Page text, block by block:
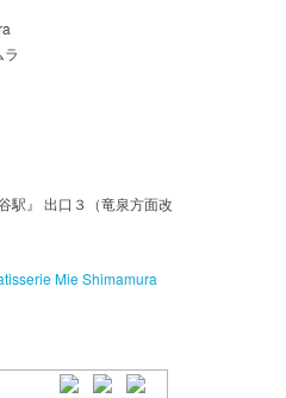
駅』 出口３（竜泉方面改
Mie Shimamura